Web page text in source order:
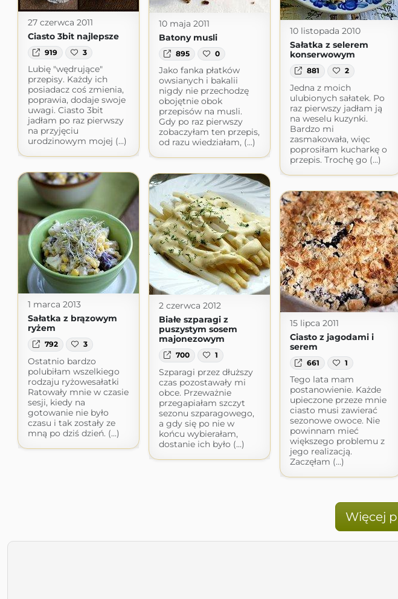
27 czerwca 2011
Ciasto 3bit najlepsze
919 3
Lubię "wędrujące"
przepisy. Każdy ich
posiadacz coś zmienia,
poprawia, dodaje swoje
uwagi. Ciasto 3bit
jadłam po raz pierwszy
na przyjęciu
urodzinowym mojej (...)
10 maja 2011
Batony musli
895 0
Jako fanka płatków
owsianych i bakalii
nigdy nie przechodzę
obojętnie obok
przepisów na musli.
Gdy po raz pierwszy
zobaczyłam ten przepis,
od razu wiedziałam, (...)
10 listopada 2010
Sałatka z selerem
konserwowym
881 2
Jedna z moich
ulubionych sałatek. Po
raz pierwszy jadłam ją
na weselu kuzynki.
Bardzo mi
zasmakowała, więc
poprosiłam kucharkę o
przepis. Trochę go (...)
1 marca 2013
Sałatka z brązowym
ryżem
792 3
Ostatnio bardzo
polubiłam wszelkiego
rodzaju ryżowesałatki
Ratowały mnie w czasie
sesji, kiedy na
gotowanie nie było
czasu i tak zostały ze
mną po dziś dzień. (...)
2 czerwca 2012
Białe szparagi z
puszystym sosem
majonezowym
700 1
Szparagi przez dłuższy
czas pozostawały mi
obce. Przeważnie
przegapiałam szczyt
sezonu szparagowego,
a gdy się po nie w
końcu wybierałam,
dostanie ich było (...)
15 lipca 2011
Ciasto z jagodami i
serem
661 1
Tego lata mam
postanowienie. Każde
upieczone przeze mnie
ciasto musi zawierać
sezonowe owoce. Nie
powinnam mieć
większego problemu z
jego realizacją.
Zaczęłam (...)
Więcej